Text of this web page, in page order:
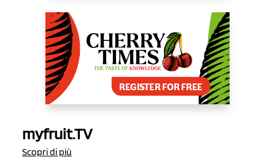
myfruit.TV
Scopri di più